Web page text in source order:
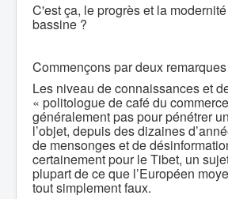
C'est ça, le progrès et la
bassine ?
Commençons par deux
Les niveau de connaissances et
« politologue de café du
généralement pas pour pénétrer
l’objet, depuis des dizaines
de mensonges et de
certainement pour le Tibet, un
plupart de ce que l’Européen
tout simplement faux.